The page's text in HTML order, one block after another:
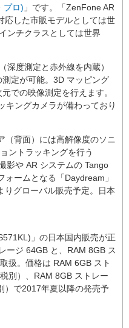
プロ) 」です。「ZenFone AR
応した市販モデルとしては世
ンチクラスとしては世界
深度測定と赤外線を内蔵）
定が可能。3D マッピング
での映像測定を行えます。
キングカメラが備わっており
（背面）には高解像度のソニ
ントラッキングを行う
影や AR システムの Tango
ームとなる「Daydream」
りグローバル販売予定。日本
」の日本国内販売が正
ージ 64GB と、RAM 8GB ス
扱。価格は RAM 6GB スト
別）、RAM 8GB ストレー
）で2017年夏以降の発売予